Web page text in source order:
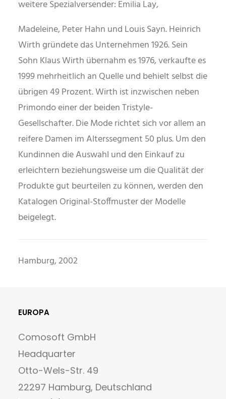
weitere Spezialversender: Emilia Lay,
Madeleine, Peter Hahn und Louis Sayn. Heinrich
Wirth gründete das Unternehmen 1926. Sein
Sohn Klaus Wirth übernahm es 1976, verkaufte es
1999 mehrheitlich an Quelle und behielt selbst die
übrigen 49 Prozent. Wirth ist inzwischen neben
Primondo einer der beiden Tristyle-
Gesellschafter. Die Mode richtet sich vor allem an
reifere Damen im Alterssegment 50 plus. Um den
Kundinnen die Auswahl und den Einkauf zu
erleichtern beziehungsweise um die Qualität der
Produkte gut beurteilen zu können, werden den
Katalogen Original-Stoffmuster der Modelle
beigelegt.
Hamburg, 2002
EUROPA
Comosoft GmbH
Headquarter
Otto-Wels-Str. 49
22297 Hamburg, Deutschland